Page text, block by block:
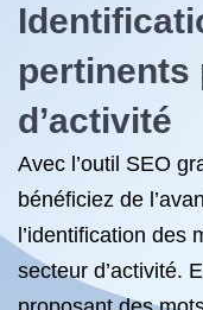
pertinents
d’activité
Avec l’outil SEO
bénéficiez de
l’identification des
secteur d’activité.